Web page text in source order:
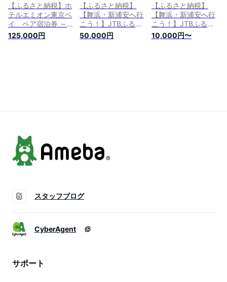
【ふるさと納税】ホ
テルエミオン東京ベ
イ ペア宿泊券 ～天
然温泉付き大浴場1泊
入浴券・ 朝食付き～
125,000円
【ふるさと納税】
【舞浜・新浦安へ行
こう！】JTBふるさ
と納税旅行クーポン
（15,000円分） | ふ
50,000円
【ふるさと納税】
【舞浜・新浦安へ行
こう！】JTBふるさ
と納税旅行クーポン
（30,000円分） | ふ
10,000円〜
スタッフブログ
CyberAgent
サポート